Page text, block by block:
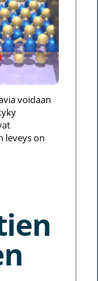
voidaan
leveys on